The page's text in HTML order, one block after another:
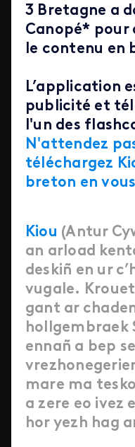
3 Bretagne a
Canopé*
le contenu en
L’application
publicité et
l'un des
N 'attendez
téléchargez
breton en
Kiou (Antur
an arload
deskiñ en ur
vugale.
gant ar
hollgembraek
ennañ a bep
mare ma
a zere eo ivez
hor yezh hag